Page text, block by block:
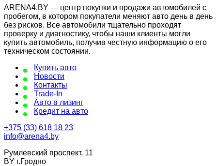
ARENA4.BY — центр покупки и продажи автомобилей с
пробегом, в котором покупатели меняют авто день в день
без рисков. Все автомобили тщательно проходят
проверку и диагностику, чтобы наши клиенты могли
купить автомобиль, получив честную информацию о его
техническом состоянии.
Купить авто
Новости
Контакты
Trade-In
Авто в лизинг
Кредит на авто
+375 (33) 618 18 23
info@arena4.by
Румлевский проспект, 11
BY г.Гродно